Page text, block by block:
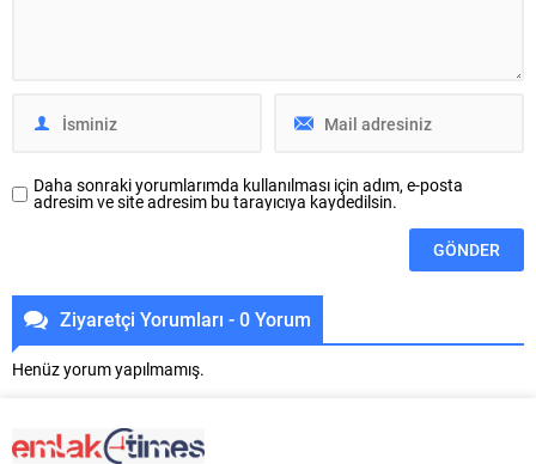
Daha sonraki yorumlarımda kullanılması için adım, e-posta
adresim ve site adresim bu tarayıcıya kaydedilsin.
Ziyaretçi Yorumları - 0 Yorum
Henüz yorum yapılmamış.